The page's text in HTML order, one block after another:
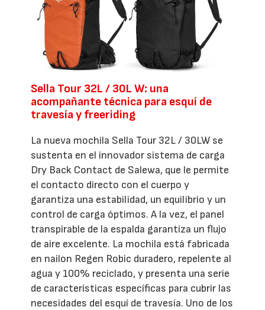
Sella Tour 32L / 30L W: una
acompañante técnica para esquí de
travesía y freeriding
La nueva mochila Sella Tour 32L / 30LW se
sustenta en el innovador sistema de carga
Dry Back Contact de Salewa, que le permite
el contacto directo con el cuerpo y
garantiza una estabilidad, un equilibrio y un
control de carga óptimos. A la vez, el panel
transpirable de la espalda garantiza un flujo
de aire excelente. La mochila está fabricada
en nailon Regen Robic duradero, repelente al
agua y 100% reciclado, y presenta una serie
de características específicas para cubrir las
necesidades del esquí de travesía. Uno de los